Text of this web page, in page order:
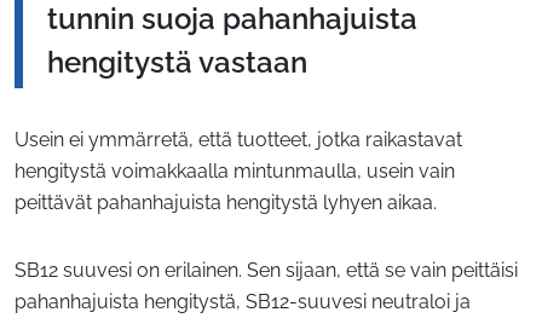
tunnin suoja pahanhajuista
hengitystä vastaan
Usein ei ymmärretä, että tuotteet, jotka raikastavat
hengitystä voimakkaalla mintunmaulla, usein vain
peittävät pahanhajuista hengitystä lyhyen aikaa.
SB12 suuvesi on erilainen. Sen sijaan, että se vain peittäisi
pahanhajuista hengitystä, SB12-suuvesi neutraloi ja